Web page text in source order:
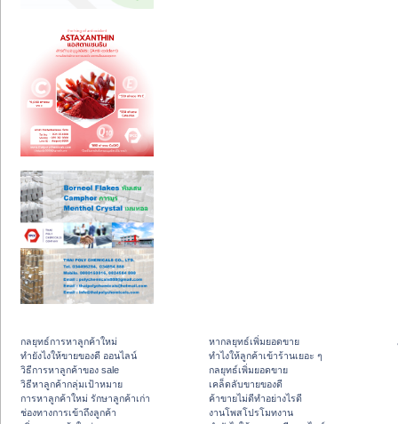
กลยุทธ์การหาลูกค้าใหม่
ทํายังไงให้ขายของดี ออนไลน์
วิธีการหาลูกค้าของ sale
วิธีหาลูกค้ากลุ่มเป้าหมาย
การหาลูกค้าใหม่ รักษาลูกค้าเก่า
ช่องทางการเข้าถึงลูกค้า
หากลยุทธ์เพิ่มยอดขาย
ทําไงให้ลูกค้าเข้าร้านเยอะ ๆ
กลยุทธ์เพิ่มยอดขาย
เคล็ดลับขายของดี
ค้าขายไม่ดีทำอย่างไรดี
งานโพสโปรโมทงาน